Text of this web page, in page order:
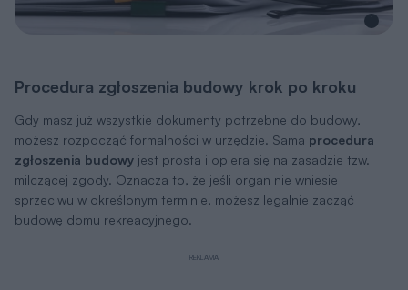
i
Procedura zgłoszenia budowy krok po kroku
Gdy masz już wszystkie dokumenty potrzebne do budowy,
możesz rozpocząć formalności w urzędzie. Sama procedura
zgłoszenia budowy jest prosta i opiera się na zasadzie tzw.
milczącej zgody. Oznacza to, że jeśli organ nie wniesie
sprzeciwu w określonym terminie, możesz legalnie zacząć
budowę domu rekreacyjnego.